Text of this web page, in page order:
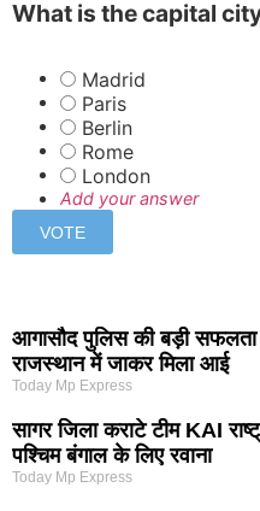
What is the capital
Madrid
Paris
Berlin
Rome
London
Add your answer
आगासौद पुलिस की बड़ी
राजस्थान में जाकर मिला आई
Today Mp Express
सागर जिला कराटे टीम KAI
पश्चिम बंगाल के लिए रवाना
Today Mp Express